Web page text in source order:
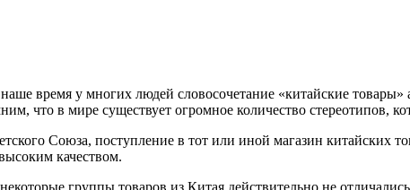
время у многих людей словосочетание «китайские товары»
что в мире существует огромное количество стереотипов,
Союза, поступление в тот или иной магазин китайских
качеством.
группы товаров из Китая действительно не